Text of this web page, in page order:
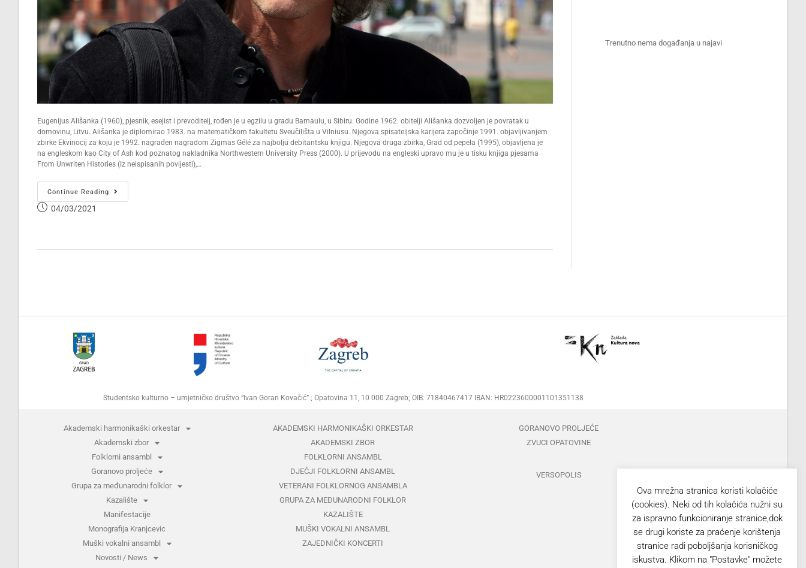
Eugenijus Ališanka (1960), pjesnik, esejist i prevoditelj, rođen je u egzilu u gradu Barnaulu, u Sibiru. Godine 1962. obitelji Ališanka dozvoljen je povratak u
domovinu, Litvu. Ališanka je diplomirao 1983. na matematičkom fakultetu Sveučilišta u Vilniusu. Njegova spisateljska karijera započinje 1991. objavljivanjem
zbirke Ekvinocij za koju je 1992. nagrađen nagradom Zigmas Gélé za najbolju debitantsku knjigu. Njegova druga zbirka, Grad od pepela (1995), objavljena je
na engleskom kao City of Ash kod poznatog nakladnika Northwestern University Press (2000). U prijevodu na engleski upravo mu je u tisku knjiga pjesama
From Unwriten Histories (Iz neispisanih povijesti),…
Continue Reading
04/03/2021
Trenutno nema događanja u najavi
Studentsko kulturno – umjetničko društvo “Ivan Goran Kovačić” ; Opatovina 11, 10 000 Zagreb; OIB: 71840467417 IBAN: HR0223600001101351138
Akademski harmonikaški orkestar
Akademski zbor
Folklorni ansambl
Goranovo proljeće
Grupa za međunarodni folklor
Kazalište
Manifestacije
Monografija Kranjcevic
Muški vokalni ansambl
Novosti / News
AKADEMSKI HARMONIKAŠKI ORKESTAR
AKADEMSKI ZBOR
FOLKLORNI ANSAMBL
DJEČJI FOLKLORNI ANSAMBL
VETERANI FOLKLORNOG ANSAMBLA
GRUPA ZA MEĐUNARODNI FOLKLOR
KAZALIŠTE
MUŠKI VOKALNI ANSAMBL
ZAJEDNIČKI KONCERTI
GORANOVO PROLJEĆE
ZVUCI OPATOVINE
VERSOPOLIS
Ova mrežna stranica koristi kolačiće
(cookies). Neki od tih kolačića nužni su
za ispravno funkcioniranje stranice,dok
se drugi koriste za praćenje korištenja
stranice radi poboljšanja korisničkog
iskustva. Klikom na "Postavke" možete